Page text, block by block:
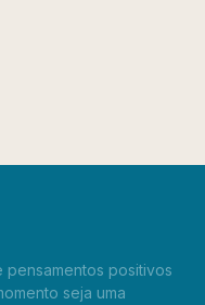
pensamentos positivos
seja uma